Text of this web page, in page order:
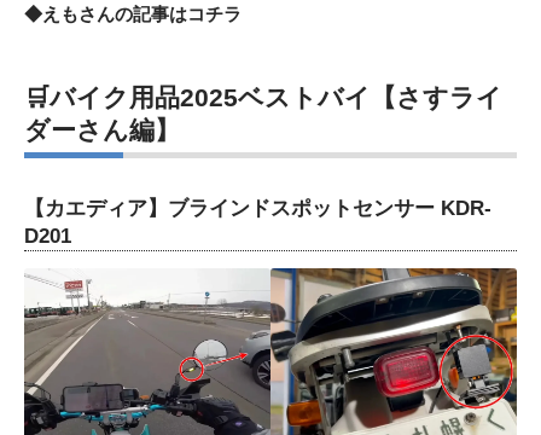
◆えもさんの記事はコチラ
🛒バイク用品2025ベストバイ【さすライ
ダーさん編】
【 カエディア】ブラインドスポットセンサー KDR-
D201